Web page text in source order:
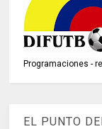
Programaciones -
EL PUNTO